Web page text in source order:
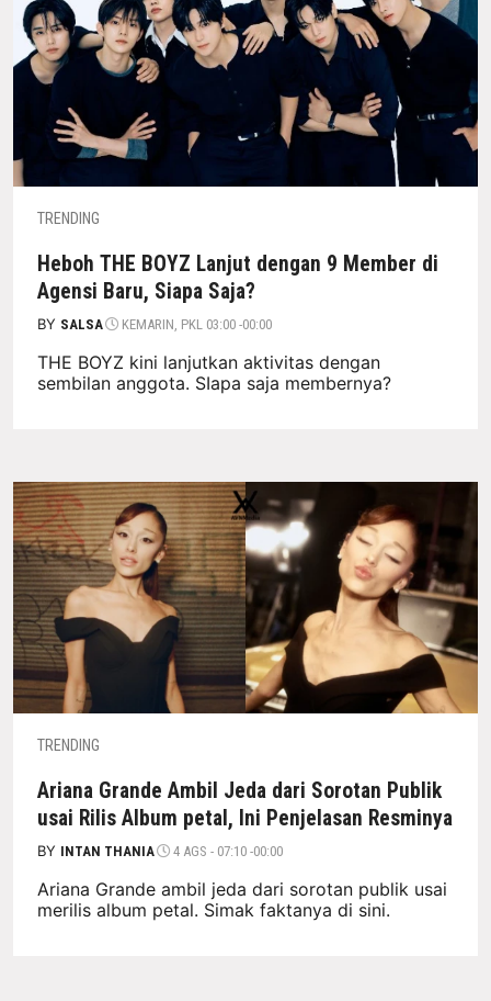
TRENDING
Heboh THE BOYZ Lanjut dengan 9 Member di
Agensi Baru, Siapa Saja?
BY SALSA KEMARIN, PKL 03:00 -00:00
THE BOYZ kini lanjutkan aktivitas dengan
sembilan anggota. SIapa saja membernya?
TRENDING
Ariana Grande Ambil Jeda dari Sorotan Publik
usai Rilis Album petal, Ini Penjelasan Resminya
BY INTAN THANIA 4 AGS - 07:10 -00:00
Ariana Grande ambil jeda dari sorotan publik usai
merilis album petal. Simak faktanya di sini.